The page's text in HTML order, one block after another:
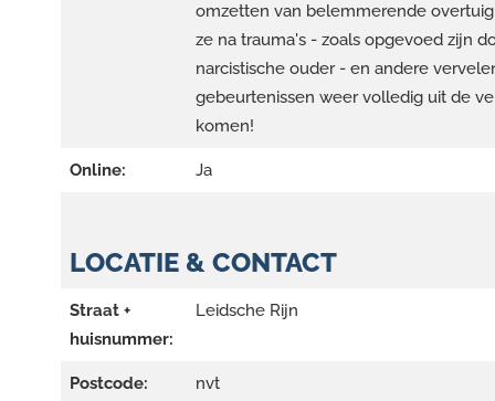
omzetten van belemmerende
ze na trauma's - zoals opgevoed zijn
narcistische ouder - en andere
gebeurtenissen weer volledig uit de
komen!
Online: Ja
LOCATIE & CONTACT
Straat +
huisnummer:
Leidsche Rijn
Postcode: nvt